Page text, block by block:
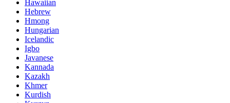
Hawaiian
Hebrew
Hmong
Hungarian
Icelandic
Igbo
Javanese
Kannada
Kazakh
Khmer
Kurdish